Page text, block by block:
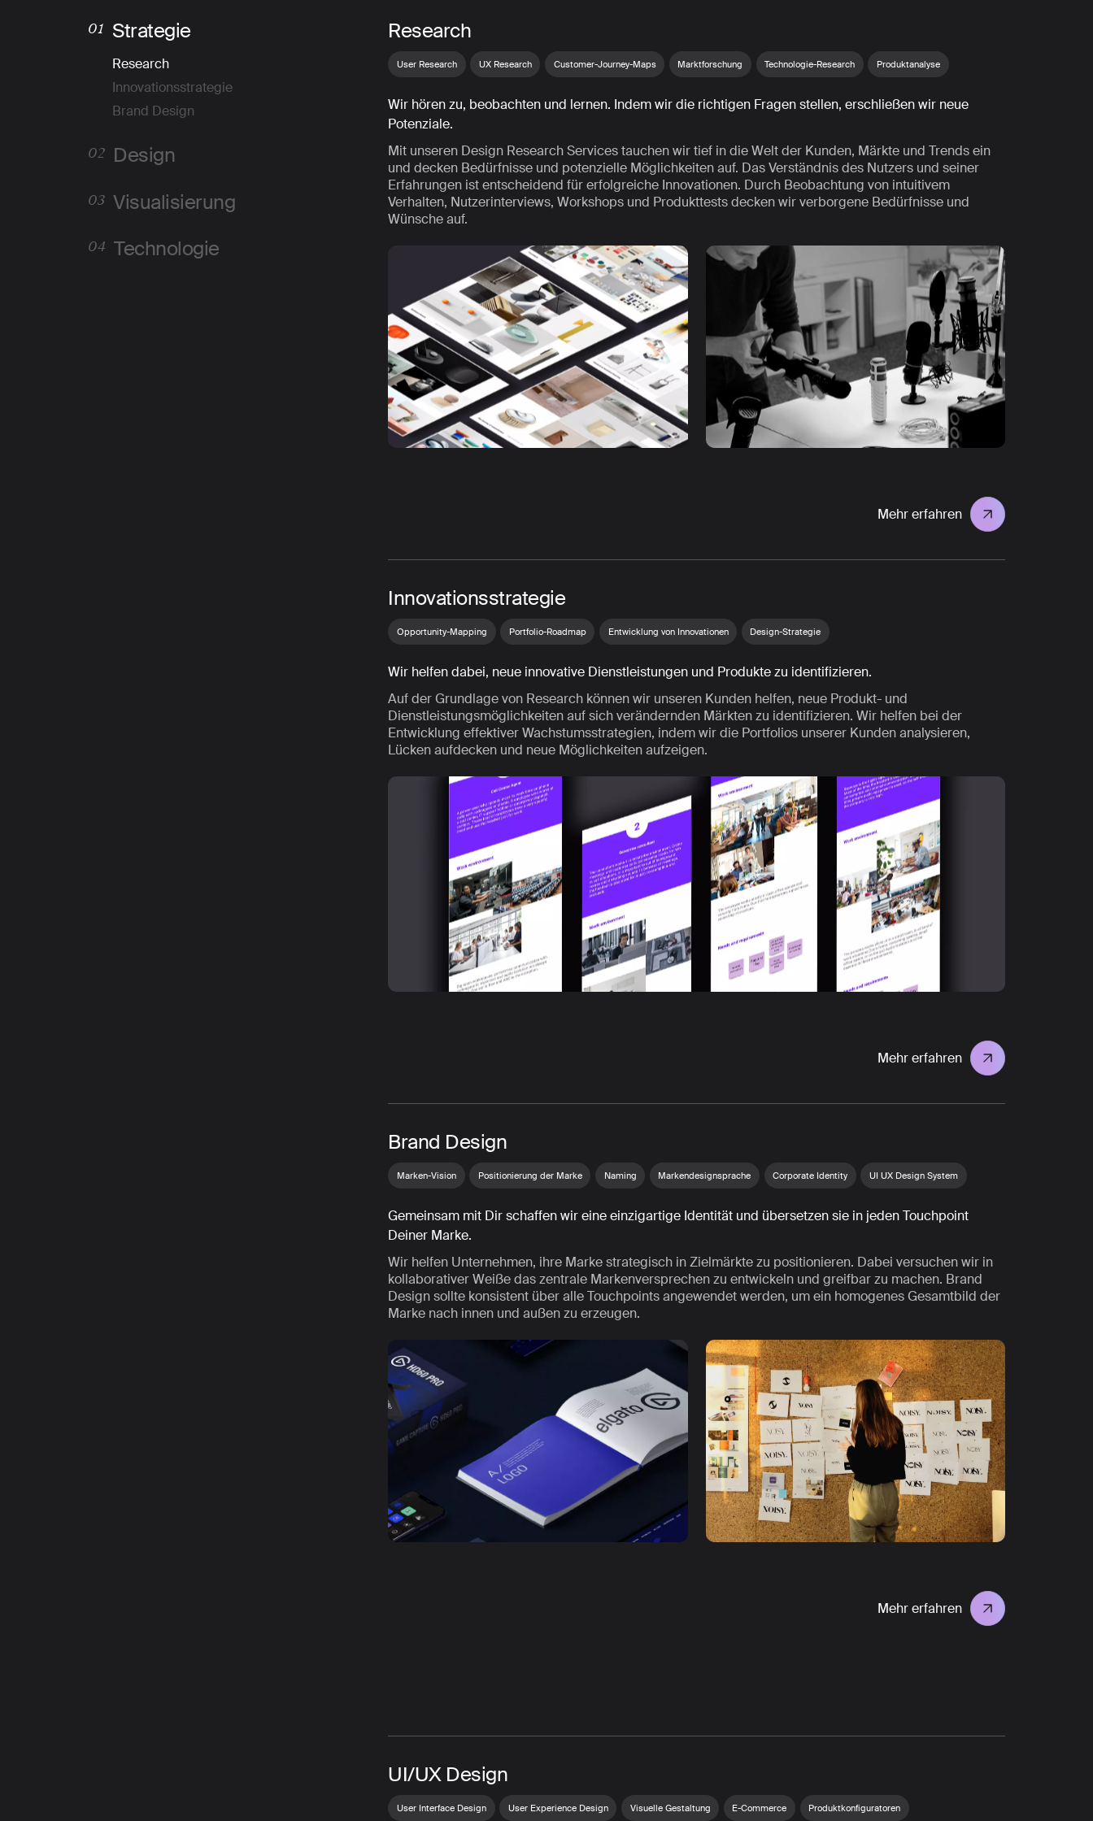
01 Strategie
Research
Innovationsstrategie
Brand Design
02 Design
03 Visualisierung
04 Technologie
Research
User Research UX Research Customer-Journey-Maps Marktforschung Technologie-Research Produktanalyse
Wir hören zu, beobachten und lernen. Indem wir die richtigen Fragen stellen, erschließen wir neue
Potenziale.
Mit unseren Design Research Services tauchen wir tief in die Welt der Kunden, Märkte und Trends ein
und decken Bedürfnisse und potenzielle Möglichkeiten auf. Das Verständnis des Nutzers und seiner
Erfahrungen ist entscheidend für erfolgreiche Innovationen. Durch Beobachtung von intuitivem
Verhalten, Nutzerinterviews, Workshops und Produkttests decken wir verborgene Bedürfnisse und
Wünsche auf.
Mehr erfahren
Innovationsstrategie
Opportunity-Mapping Portfolio-Roadmap Entwicklung von Innovationen Design-Strategie
Wir helfen dabei, neue innovative Dienstleistungen und Produkte zu identifizieren.
Auf der Grundlage von Research können wir unseren Kunden helfen, neue Produkt- und
Dienstleistungsmöglichkeiten auf sich verändernden Märkten zu identifizieren. Wir helfen bei der
Entwicklung effektiver Wachstumsstrategien, indem wir die Portfolios unserer Kunden analysieren,
Lücken aufdecken und neue Möglichkeiten aufzeigen.
Mehr erfahren
Brand Design
Marken-Vision Positionierung der Marke Naming Markendesignsprache Corporate Identity UI UX Design System
Gemeinsam mit Dir schaffen wir eine einzigartige Identität und übersetzen sie in jeden Touchpoint
Deiner Marke.
Wir helfen Unternehmen, ihre Marke strategisch in Zielmärkte zu positionieren. Dabei versuchen wir in
kollaborativer Weiße das zentrale Markenversprechen zu entwickeln und greifbar zu machen. Brand
Design sollte konsistent über alle Touchpoints angewendet werden, um ein homogenes Gesamtbild der
Marke nach innen und außen zu erzeugen.
Mehr erfahren
UI/UX Design
User Interface Design User Experience Design Visuelle Gestaltung E-Commerce Produktkonfiguratoren